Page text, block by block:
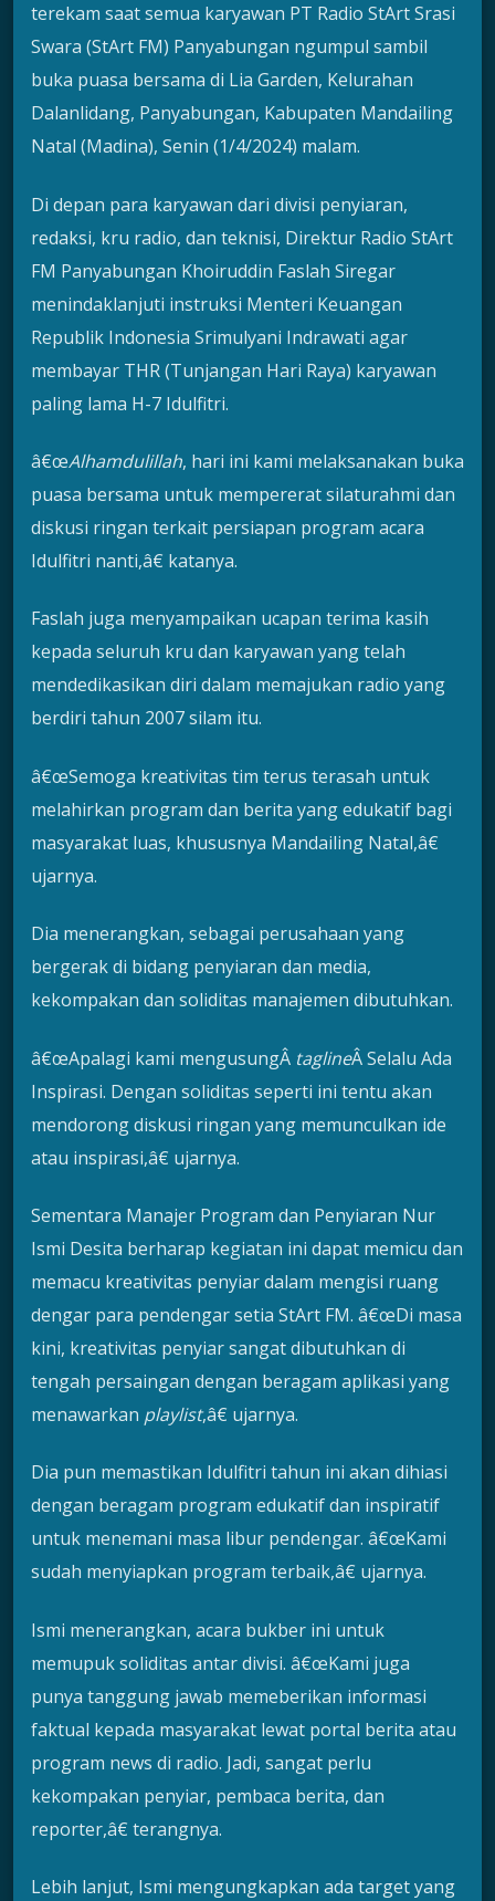
terekam saat semua karyawan PT Radio StArt Srasi
Swara (StArt FM) Panyabungan ngumpul sambil
buka puasa bersama di Lia Garden, Kelurahan
Dalanlidang, Panyabungan, Kabupaten Mandailing
Natal (Madina), Senin (1/4/2024) malam.
Di depan para karyawan dari divisi penyiaran,
redaksi, kru radio, dan teknisi, Direktur Radio StArt
FM Panyabungan Khoiruddin Faslah Siregar
menindaklanjuti instruksi Menteri Keuangan
Republik Indonesia Srimulyani Indrawati agar
membayar THR (Tunjangan Hari Raya) karyawan
paling lama H-7 Idulfitri.
â€œAlhamdulillah, hari ini kami melaksanakan buka
puasa bersama untuk mempererat silaturahmi dan
diskusi ringan terkait persiapan program acara
Idulfitri nanti,â€ katanya.
Faslah juga menyampaikan ucapan terima kasih
kepada seluruh kru dan karyawan yang telah
mendedikasikan diri dalam memajukan radio yang
berdiri tahun 2007 silam itu.
â€œSemoga kreativitas tim terus terasah untuk
melahirkan program dan berita yang edukatif bagi
masyarakat luas, khususnya Mandailing Natal,â€
ujarnya.
Dia menerangkan, sebagai perusahaan yang
bergerak di bidang penyiaran dan media,
kekompakan dan soliditas manajemen dibutuhkan.
â€œApalagi kami mengusungÂ taglineÂ Selalu Ada
Inspirasi. Dengan soliditas seperti ini tentu akan
mendorong diskusi ringan yang memunculkan ide
atau inspirasi,â€ ujarnya.
Sementara Manajer Program dan Penyiaran Nur
Ismi Desita berharap kegiatan ini dapat memicu dan
memacu kreativitas penyiar dalam mengisi ruang
dengar para pendengar setia StArt FM. â€œDi masa
kini, kreativitas penyiar sangat dibutuhkan di
tengah persaingan dengan beragam aplikasi yang
menawarkan playlist,â€ ujarnya.
Dia pun memastikan Idulfitri tahun ini akan dihiasi
dengan beragam program edukatif dan inspiratif
untuk menemani masa libur pendengar. â€œKami
sudah menyiapkan program terbaik,â€ ujarnya.
Ismi menerangkan, acara bukber ini untuk
memupuk soliditas antar divisi. â€œKami juga
punya tanggung jawab memeberikan informasi
faktual kepada masyarakat lewat portal berita atau
program news di radio. Jadi, sangat perlu
kekompakan penyiar, pembaca berita, dan
reporter,â€ terangnya.
Lebih lanjut, Ismi mengungkapkan ada target yang